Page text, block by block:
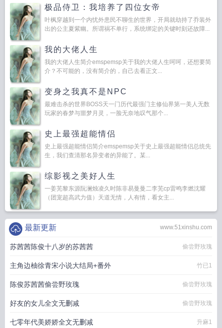
极品侍卫：我培养了四位女帝
叶枫穿越到一个内忧外患民不聊生的世界，开局就劫持了乔装外
出的公主夏紫幽。所谓祸不单行，系统绑定的关键时刻还故障...
我的大佬人生
我的大佬人生简介emspemsp关于我的大佬人生呵呵，还想要简
介？不可能的，没有简介的，自己去看正文...
变身之我真不是NPC
最难击杀的世界BOSS天一门历代最强门主修仙界第一美人无数
玩家的春梦与噩梦月灵，一脸无奈地叹气那个...
史上最强超能情侣
史上最强超能情侣简介emspemsp关于史上最强超能情侣总统先
生，我们查清那名异变者的异能了。某...
综影视之美好人生
一姜芜黎东源阮澜烛凌久时陈非易曼曼二李芜cp雷鸣李燃沈耀
（团宠超高武力值）天道无情，人有情，看女主...
www.51xinshu.com
最新更新
苏茜茜陈俊十八岁的苏茜茜 偷尝野玫瑰
主角边柚徐青宋小说大结局+番外 竹已1
陈俊苏茜茜偷尝野玫瑰 偷尝野玫瑰
好友的女儿全文无删减 偷尝野玫瑰
七零年代美娇娇全文无删减 升麻1